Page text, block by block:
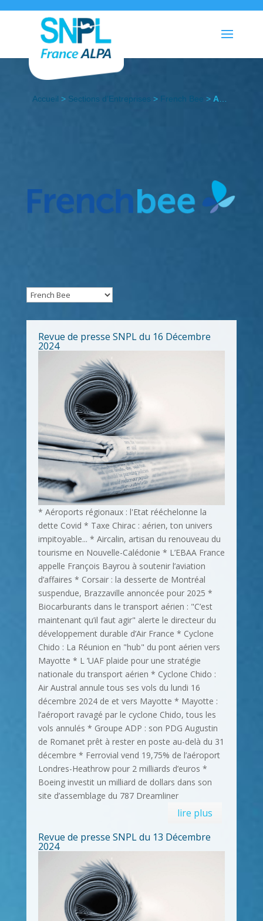
Accueil > Sections d’Entreprises > French Bee > Actualités
Revue de presse SNPL du 16 Décembre
2024
* Aéroports régionaux : l'Etat rééchelonne la
dette Covid * Taxe Chirac : aérien, ton univers
impitoyable... * Aircalin, artisan du renouveau du
tourisme en Nouvelle-Calédonie * L’EBAA France
appelle François Bayrou à soutenir l’aviation
d’affaires * Corsair : la desserte de Montréal
suspendue, Brazzaville annoncée pour 2025 *
Biocarburants dans le transport aérien : "C’est
maintenant qu’il faut agir" alerte le directeur du
développement durable d’Air France * Cyclone
Chido : La Réunion en "hub" du pont aérien vers
Mayotte * L ’UAF plaide pour une stratégie
nationale du transport aérien * Cyclone Chido :
Air Austral annule tous ses vols du lundi 16
décembre 2024 de et vers Mayotte * Mayotte :
l’aéroport ravagé par le cyclone Chido, tous les
vols annulés * Groupe ADP : son PDG Augustin
de Romanet prêt à rester en poste au-delà du 31
décembre * Ferrovial vend 19,75% de l’aéroport
Londres-Heathrow pour 2 milliards d’euros *
Boeing investit un milliard de dollars dans son
site d’assemblage du 787 Dreamliner
lire plus
Revue de presse SNPL du 13 Décembre
2024